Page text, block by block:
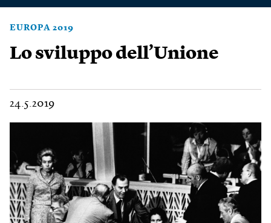
EUROPA 2019
Lo sviluppo dell’Unione
24.5.2019